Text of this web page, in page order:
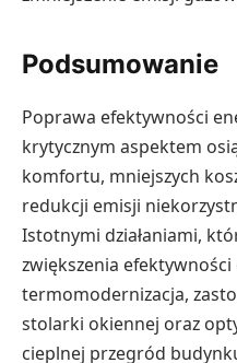
Podsumowanie
Poprawa efektywności
krytycznym aspektem
komfortu, mniejszych
redukcji emisji
Istotnymi działaniami,
zwiększenia
termomodernizacja,
stolarki okiennej oraz
cieplnej przegród